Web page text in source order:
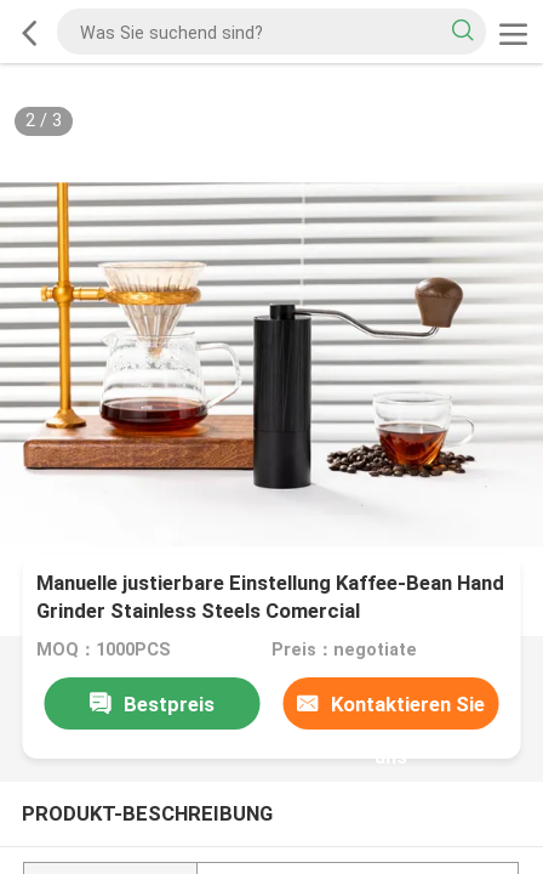
2/ 3
Manuelle justierbare Einstellung Kaffee-Bean Hand
Grinder Stainless Steels Comercial
MOQ：1000PCS Preis：negotiate
Bestpreis Kontaktieren Sie
uns
PRODUKT-BESCHREIBUNG